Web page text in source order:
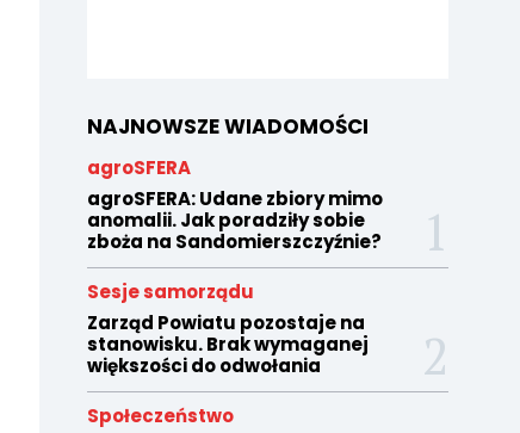
NAJNOWSZE WIADOMOŚCI
agroSFERA
agroSFERA: Udane zbiory mimo
anomalii. Jak poradziły sobie
zboża na Sandomierszczyźnie?
Sesje samorządu
Zarząd Powiatu pozostaje na
stanowisku. Brak wymaganej
większości do odwołania
Społeczeństwo